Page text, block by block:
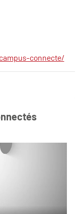
connecte/